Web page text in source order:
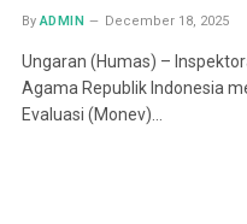
By ADMIN December 18, 2025
Ungaran (Humas) –
Agama Republik Indonesia
Evaluasi (Monev)…